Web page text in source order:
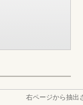
右ページから抽出